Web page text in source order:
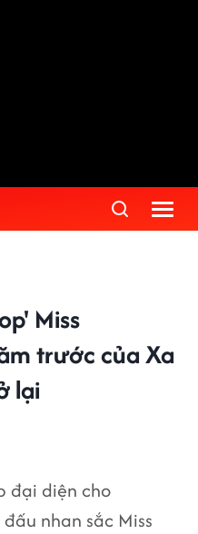
Miss
trước của Xa
lại
đại diện cho
nhan sắc Miss